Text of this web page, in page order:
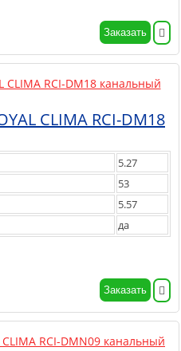
Заказать
CLIMA RCI-DM18
5.27
53
5.57
да
Заказать